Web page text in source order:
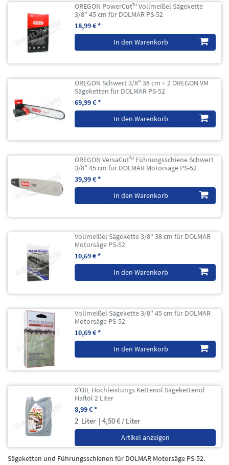
OREGON PowerCut™ Vollmeißel Sägekette
3/8" 45 cm für DOLMAR PS-52
18,99 € *
In den Warenkorb
OREGON Schwert 3/8" 38 cm + 2 OREGON VM
Sägeketten für DOLMAR PS-52
69,99 € *
In den Warenkorb
OREGON VersaCut™ Führungsschiene Schwert
3/8" 45 cm für DOLMAR Motorsäge PS-52
39,99 € *
In den Warenkorb
Vollmeißel Sägekette 3/8" 38 cm für DOLMAR
Motorsäge PS-52
10,69 € *
In den Warenkorb
Vollmeißel Sägekette 3/8" 45 cm für DOLMAR
Motorsäge PS-52
10,69 € *
In den Warenkorb
X'OIL Hochleistungs Kettenöl Sägekettenöl
Haftöl 2 Liter
8,99 € *
2 Liter | 4,50 € / Liter
Artikel anzeigen
Sägeketten und Führungsschienen für DOLMAR Motorsäge PS-52.